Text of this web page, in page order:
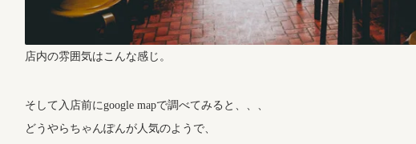
店内の雰囲気はこんな感じ。
そして入店前にgoogle mapで調べてみると、、、
どうやらちゃんぽんが人気のようで、